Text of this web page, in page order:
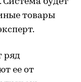
товары
ряд
ее от